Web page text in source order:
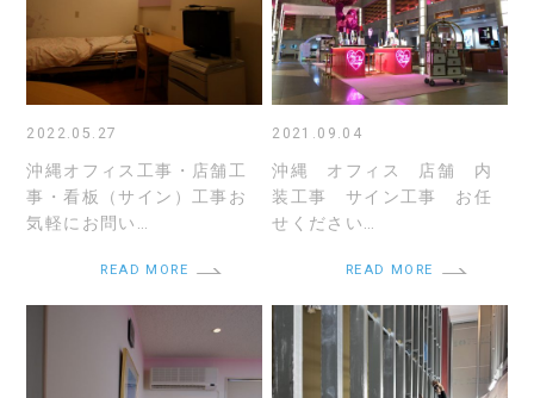
2022.05.27
沖縄オフィス工事・店舗工
事・看板（サイン）工事お
気軽にお問い…
READ MORE
2021.09.04
沖縄 オフィス 店舗 内
装工事 サイン工事 お任
せください…
READ MORE